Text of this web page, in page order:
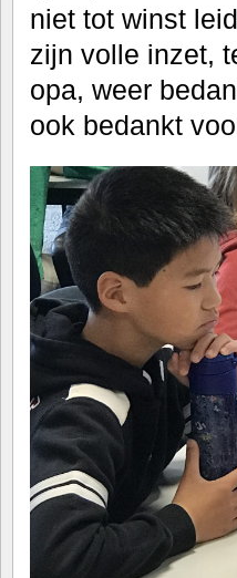
niet tot winst
zijn volle inzet,
opa, weer
ook bedankt